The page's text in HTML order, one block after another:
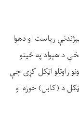
ریاست او دهوا
مخې د هېواد په ځينو
راوتلو اټکل کړی چې
اټکل د (کابل) حوزه او